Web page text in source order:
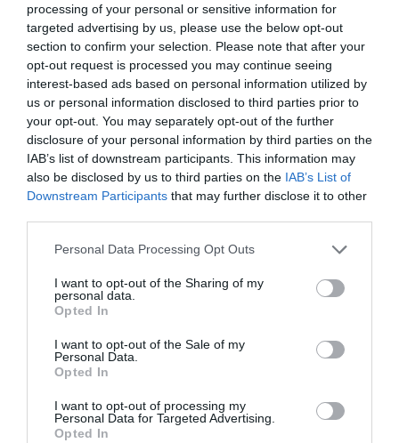
processing of your personal or sensitive information for
targeted advertising by us, please use the below opt-out
section to confirm your selection. Please note that after your
opt-out request is processed you may continue seeing
interest-based ads based on personal information utilized by
us or personal information disclosed to third parties prior to
your opt-out. You may separately opt-out of the further
disclosure of your personal information by third parties on the
IAB’s list of downstream participants. This information may
also be disclosed by us to third parties on the IAB’s List of
Downstream Participants that may further disclose it to other
Please note that this website/app uses one or more Google
not limited to your visit or usage behaviour. You may click to
grant or deny consent to Google and its third-party tags to
use your data for below specified purposes in below Google
consent section.
Personal Data Processing Opt Outs
I want to opt-out of the Sharing of my
personal data.
Opted In
I want to opt-out of the Sale of my
Personal Data.
Opted In
I want to opt-out of processing my
Personal Data for Targeted Advertising.
Opted In
Κατηγορία:ΟΙΚΟΝΟΜΙΑ
Δημοσίευση: 12/07/2026
Σχόλια: 3
ΑΝΔΡΟΣ: Οικονομικός
προορισμός με ωραίες
παραλίες, χωριά και
ταβερνάκια
σε ένα από τα ωραιότερα Κυκλαδονήσια που μπορείς να
βρεθείς. Κι αν αναρωτιέσαι αν το σηκώνει αυτό το
πενιχρό σου μπάτζετ, εμείς είμαστε εδώ, με λύσεις και
μετακινήσεις Από 50€ το…
CONTINUE READINGΑΝΔΡΟΣ:
Με